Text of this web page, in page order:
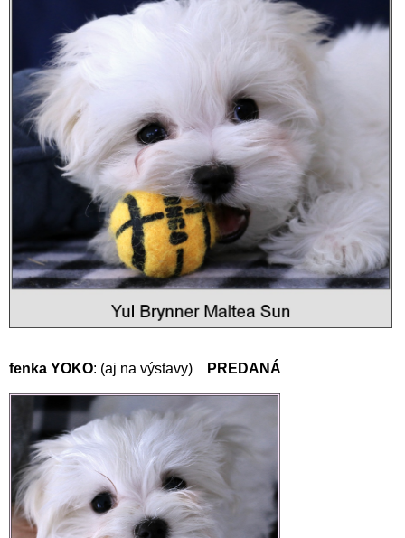
fenka YOKO: (aj na výstavy) PREDANÁ